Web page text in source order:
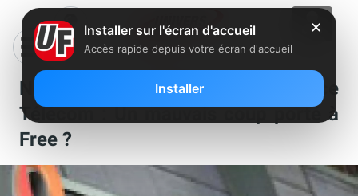
Nomination de Richard chez France
Télécom : Un mauvais coup porté à
Free ?
✕
Installer sur l'écran d'accueil
Accès rapide depuis votre écran d'accueil
Installer